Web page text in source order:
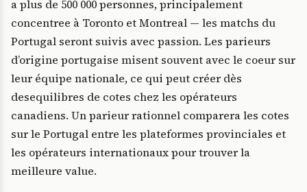
a plus de 500 000 personnes, principalement
concentree à Toronto et Montreal — les matchs du
Portugal seront suivis avec passion. Les parieurs
d’origine portugaise misent souvent avec le coeur sur
leur équipe nationale, ce qui peut créer dès
desequilibres de cotes chez les opérateurs
canadiens. Un parieur rationnel comparera les cotes
sur le Portugal entre les plateformes provinciales et
les opérateurs internationaux pour trouver la
meilleure value.